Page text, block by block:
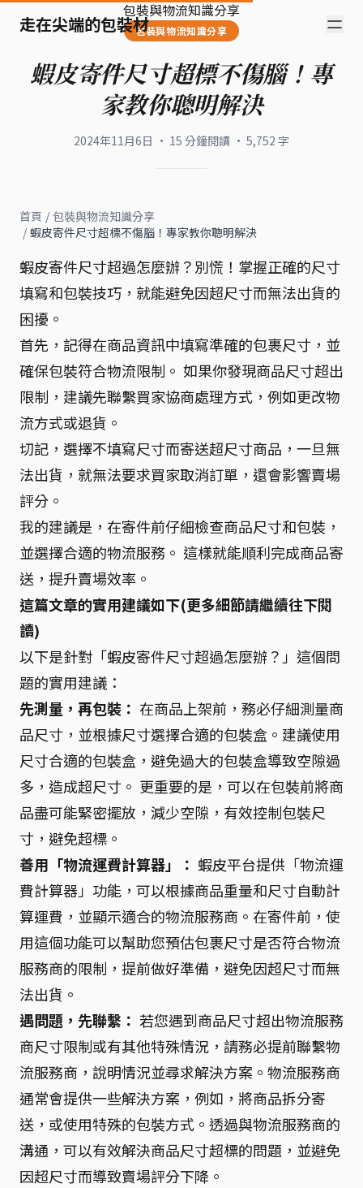
走在尖端的包裝材
包裝與物流知識分享
包裝與物流知識分享
蝦皮寄件尺寸超標不傷腦！專
家教你聰明解決
2024年11月6日 · 15 分鐘閱讀 · 5,752 字
首頁 / 包裝與物流知識分享
/ 蝦皮寄件尺寸超標不傷腦！專家教你聰明解決
蝦皮寄件尺寸超過怎麼辦？別慌！掌握正確的尺寸
填寫和包裝技巧，就能避免因超尺寸而無法出貨的
困擾。
首先，記得在商品資訊中填寫準確的包裹尺寸，並
確保包裝符合物流限制。 如果你發現商品尺寸超出
限制，建議先聯繫買家協商處理方式，例如更改物
流方式或退貨。
切記，選擇不填寫尺寸而寄送超尺寸商品，一旦無
法出貨，就無法要求買家取消訂單，還會影響賣場
評分。
我的建議是，在寄件前仔細檢查商品尺寸和包裝，
並選擇合適的物流服務。 這樣就能順利完成商品寄
送，提升賣場效率。
這篇文章的實用建議如下(更多細節請繼續往下閱
讀)
以下是針對「蝦皮寄件尺寸超過怎麼辦？」這個問
題的實用建議：
先測量，再包裝： 在商品上架前，務必仔細測量商
品尺寸，並根據尺寸選擇合適的包裝盒。建議使用
尺寸合適的包裝盒，避免過大的包裝盒導致空隙過
多，造成超尺寸。 更重要的是，可以在包裝前將商
品盡可能緊密擺放，減少空隙，有效控制包裝尺
寸，避免超標。
善用「物流運費計算器」： 蝦皮平台提供「物流運
費計算器」功能，可以根據商品重量和尺寸自動計
算運費，並顯示適合的物流服務商。在寄件前，使
用這個功能可以幫助您預估包裹尺寸是否符合物流
服務商的限制，提前做好準備，避免因超尺寸而無
法出貨。
遇問題，先聯繫： 若您遇到商品尺寸超出物流服務
商尺寸限制或有其他特殊情況，請務必提前聯繫物
流服務商，說明情況並尋求解決方案。物流服務商
通常會提供一些解決方案，例如，將商品拆分寄
送，或使用特殊的包裝方式。透過與物流服務商的
溝通，可以有效解決商品尺寸超標的問題，並避免
因超尺寸而導致賣場評分下降。